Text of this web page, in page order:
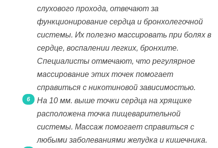
слухового прохода, отвечают за
функционирование сердца и бронхолегочной
системы. Их полезно массировать при болях в
сердце, воспалении легких, бронхите.
Специалисты отмечают, что регулярное
массирование этих точек помогает
справиться с никотиновой зависимостью.
На 10 мм. выше точки сердца на хрящике
расположена точка пищеварительной
системы. Массаж помогает справиться с
любыми заболеваниями желудка и кишечника.